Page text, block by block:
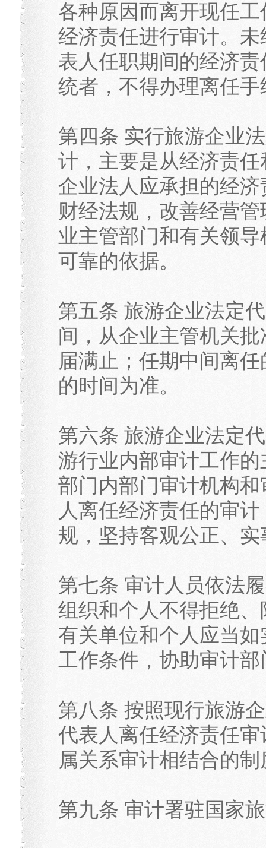
各种原因而离开现任
经济责任进行审计。
表人任职期间的经济
统者，不得办理离任手
第四条 实行旅游企业
计，主要是从经济责
企业法人应承担的经
财经法规，改善经营
业主管部门和有关领
可靠的依据。
第五条 旅游企业法定
间，从企业主管机关
届满止；任期中间离
的时间为准。
第六条 旅游企业法定
游行业内部审计工作
部门内部门审计机构
人离任经济责任的审
规，坚持客观公正、
第七条 审计人员依法
组织和个人不得拒绝
有关单位和个人应当
工作条件，协助审计
第八条 按照现行旅游
代表人离任经济责任
属关系审计相结合的制
第九条 审计署驻国家